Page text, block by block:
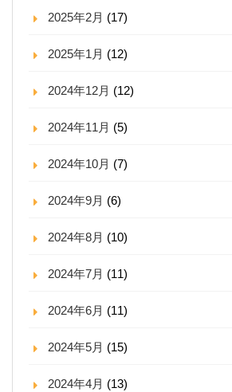
2025年2月 (17)
2025年1月 (12)
2024年12月 (12)
2024年11月 (5)
2024年10月 (7)
2024年9月 (6)
2024年8月 (10)
2024年7月 (11)
2024年6月 (11)
2024年5月 (15)
2024年4月 (13)